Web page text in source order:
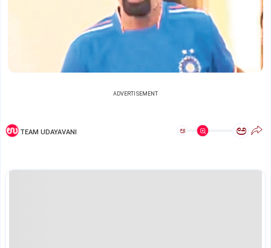
ADVERTISEMENT
TEAM UDAYAVANI ಅ ಅ